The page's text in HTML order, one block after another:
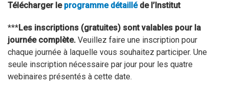
Télécharger le programme détailléde l’Institut
***Les inscriptions (gratuites) sont valables pour la
journée complète. Veuillez faire une inscription pour
chaque journée à laquelle vous souhaitez participer. Une
seule inscription nécessaire par jour pour les quatre
webinaires présentés à cette date.